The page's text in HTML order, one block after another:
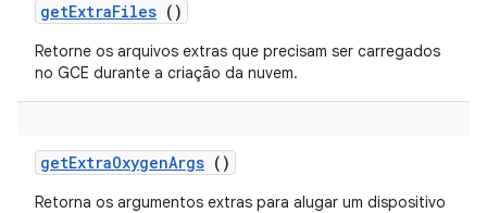
getExtraFiles ()
Retorne os arquivos extras que precisam ser carregados
no GCE durante a criação da nuvem.
getExtraOxygenArgs ()
Retorna os argumentos extras para alugar um dispositivo